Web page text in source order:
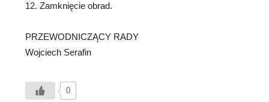
12. Zamknięcie obrad.
PRZEWODNICZĄCY RADY
Wojciech Serafin
0